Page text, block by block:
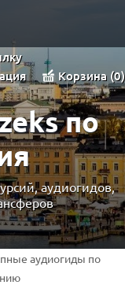
Корзина 0
по
аудиогидов,
аудиогиды по